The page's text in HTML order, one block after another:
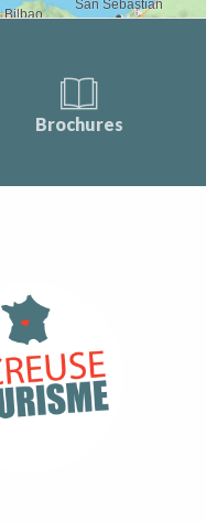
Brochures